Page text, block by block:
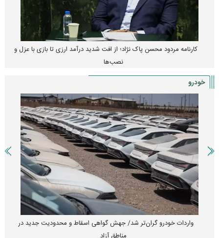
کارنامه مردود محسن پاک‌ نژاد؛ از افت شدید درآمد ارزی تا بازی با عزل و
نصب‌ها
خودرو
واردات خودرو گران‌تر شد/ جهش گواهی اسقاط و محدودیت جدید در